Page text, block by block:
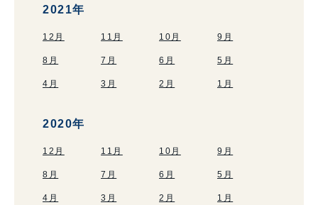
2021年
12月 11月 10月 9月
8月 7月 6月 5月
4月 3月 2月 1月
2020年
12月 11月 10月 9月
8月 7月 6月 5月
4月 3月 2月 1月